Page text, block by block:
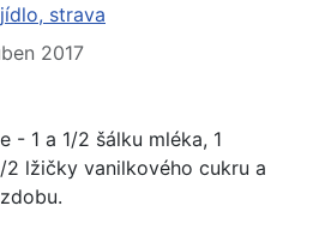
strava
2017
- 1 a 1/2 šálku mléka, 1
2 lžičky vanilkového cukru a